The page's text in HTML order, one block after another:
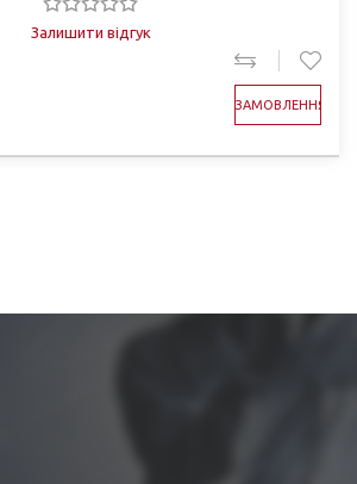
Залишити відгук
ЗАМОВЛЕННЯ